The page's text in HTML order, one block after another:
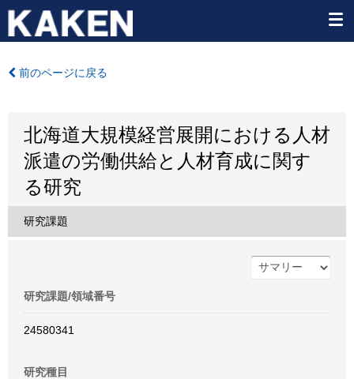
前のページに戻る
北海道大規模経営展開における人材
派遣の労働供給と人材育成に関す
る研究
研究課題
研究課題/領域番号
24580341
研究種目